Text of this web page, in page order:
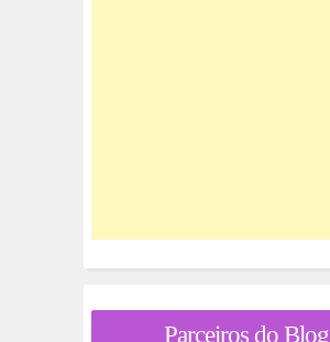
Parceiros do Blog